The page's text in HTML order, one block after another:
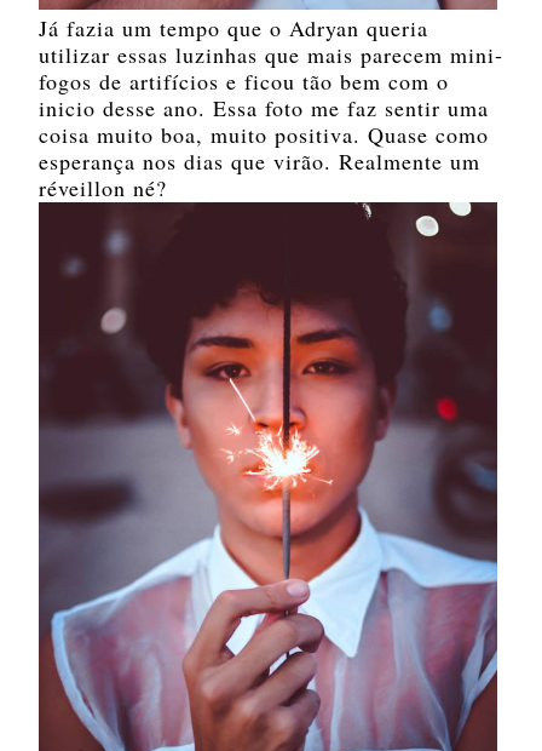
Já fazia um tempo que o Adryan queria
utilizar essas luzinhas que mais parecem mini-
fogos de artifícios e ficou tão bem com o
inicio desse ano. Essa foto me faz sentir uma
coisa muito boa, muito positiva. Quase como
esperança nos dias que virão. Realmente um
réveillon né?